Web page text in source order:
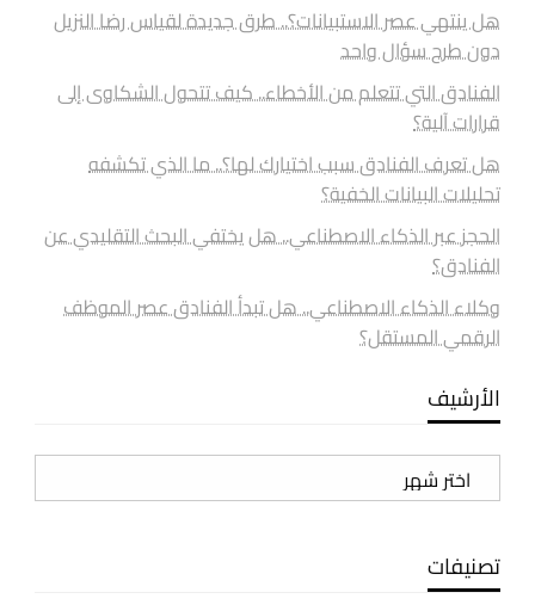
هل ينتهي عصر الاستبيانات؟.. طرق جديدة لقياس رضا النزيل
دون طرح سؤال واحد
الفنادق التي تتعلم من الأخطاء.. كيف تتحول الشكاوى إلى
قرارات آلية؟
هل تعرف الفنادق سبب اختيارك لها؟.. ما الذي تكشفه
تحليلات البيانات الخفية؟
الحجز عبر الذكاء الاصطناعي.. هل يختفي البحث التقليدي عن
الفنادق؟
وكلاء الذكاء الاصطناعي.. هل تبدأ الفنادق عصر الموظف
الرقمي المستقل؟
الأرشيف
الأرشيف
تصنيفات